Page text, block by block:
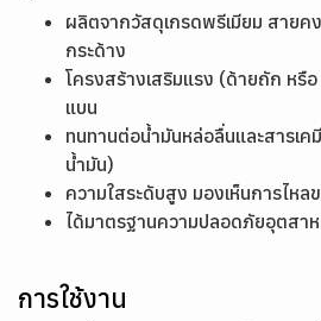
ผลิตจากวัสดุเกรดพรีเมียม สายค
กระด้าง
โครงสร้างเสริมแรง (ด้ายถัก หรื
แบน
ทนทานต่อน้ำมันหล่อลื่นและสารเค
น้ำมัน)
ความใสระดับสูง มองเห็นการไหล
ได้มาตรฐานความปลอดภัยอุตสา
การใช้งาน